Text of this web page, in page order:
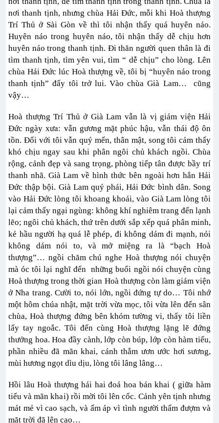
nơi thanh tịnh, nhưng chùa Hải Đức, mỗi khi Hoà thượng
Trí Thủ ở Sài Gòn về thì tôi nhận thấy quá huyên náo.
Huyên náo trong huyên náo, tôi nhận thấy dễ chịu hơn
huyên náo trong thanh tịnh. Đi thăn người quen thân là đi
tìm thanh tịnh, tìm yên vui, tìm “ dễ chịu” cho lòng. Lên
chùa Hải Đức lúc Hoà thượng về, tôi bị “huyên náo trong
thanh tịnh” đẩy tôi trở lui. Vào chùa Già Lam… cũng
vậy…
Hoà thượng Trí Thủ ở Già Lam vẫn là vị giám viện Hải
Đức ngày xưa: vẫn gương mặt phúc hậu, vẫn thái độ ôn
tồn. Đối với tôi vẫn quý mến, thân mật, song tôi cảm thấy
khó chịu ngay sau khi phân ngôi chủ khách ngồi. Chùa
rộng, cảnh đẹp và sang trọng, phòng tiếp tân được bầy trí
thanh nhã. Già Lam về hình thức bên ngoài hơn hẳn Hải
Đức thập bội. Già Lam quý phái, Hải Đức bình dân. Song
vào Hải Đức lòng tôi khoang khoái, vào Già Lam lòng tôi
lại cảm thấy ngại ngùng: không khí nghiêm trang đến lạnh
lẽo; ngôi chủ khách, thứ trên dưới sắp xếp quá phân minh,
kẻ hầu người hạ quá lễ phép, đi không dám đi mạnh, nói
không dám nói to, và mở miệng ra là “bạch Hoà
thượng”… ngồi chăm chú nghe Hoà thượng nói chuyện
mà óc tôi lại nghĩ đến những buổi ngồi nói chuyện cùng
Hoà thượng trong thời gian Hoà thượng còn làm giám viện
ở Nha trang. Cười to, nói lớn, ngồi đứng tự do… Tôi nhớ
một hôm chúa nhật, mặt trời vừa mọc, tôi vừa lên đến sân
chùa, Hoà thượng đứng bên khóm tường vi, thấy tôi liền
lấy tay ngoắc. Tôi đến cùng Hoà thượng lặng lẽ đứng
thưởng hoa. Hoa đầy cành, lớp còn búp, lớp còn hàm tiếu,
phần nhiều đã mãn khai, cánh thắm ươn ước hơi sương,
mùi hương ngọt dìu dịu, lòng tôi lâng lâng…
Hồi lâu Hoà thượng hái hai đoá hoa bán khai ( giữa hàm
tiếu và mãn khai) rồi mời tôi lên cốc. Cảnh yên tịnh nhưng
mát mẻ vì cao sạch, và ấm áp vì tình người thấm đượm và
mặt trời đã lên cao…